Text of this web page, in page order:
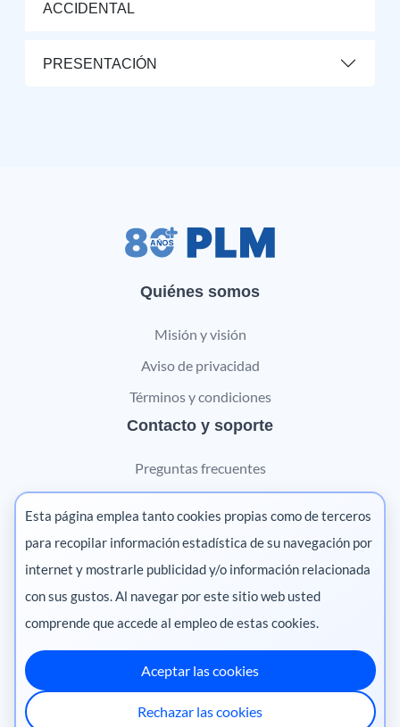
ACCIDENTAL
PRESENTACIÓN
Quiénes somos
Misión y visión
Aviso de privacidad
Términos y condiciones
Contacto y soporte
Preguntas frecuentes
Contáctanos
Marketing digital
Pharma
México
·
Ecuador·Perú·
Centroamérica
Chile
Esta página emplea tanto cookies propias como de terceros
para recopilar información estadística de su navegación por
internet y mostrarle publicidad y/o información relacionada
con sus gustos. Al navegar por este sitio web usted
comprende que accede al empleo de estas cookies.
Aceptar las cookies
Rechazar las cookies